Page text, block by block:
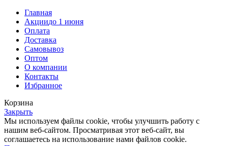
Главная
Акциидо 1 июня
Оплата
Доставка
Самовывоз
Оптом
О компании
Контакты
Избранное
Корзина
Закрыть
Мы используем файлы cookie, чтобы улучшить работу с
нашим веб-сайтом. Просматривая этот веб-сайт, вы
соглашаетесь на использование нами файлов cookie.